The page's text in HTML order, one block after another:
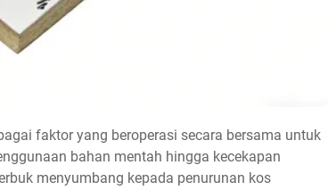
faktor yang beroperasi secara bersama untuk
bahan mentah hingga kecekapan
menyumbang kepada penurunan kos